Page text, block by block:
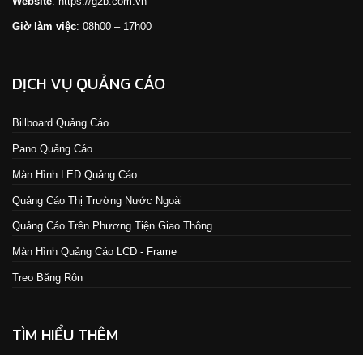
Giờ làm việc: 08h00 – 17h00
DỊCH VỤ QUẢNG CÁO
Billboard Quảng Cáo
Pano Quảng Cáo
Màn Hình LED Quảng Cáo
Quảng Cáo Thị Trường Nước Ngoài
Quảng Cáo Trên Phương Tiện Giao Thông
Màn Hình Quảng Cáo LCD - Frame
Treo Băng Rôn
TÌM HIỂU THÊM